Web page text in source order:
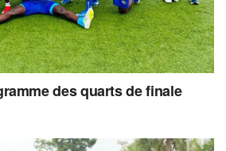
des quarts de finale